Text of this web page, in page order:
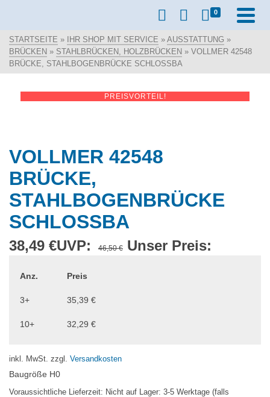
0
STARTSEITE » IHR SHOP MIT SERVICE » AUSSTATTUNG »
BRÜCKEN » STAHLBRÜCKEN, HOLZBRÜCKEN » VOLLMER 42548
BRÜCKE, STAHLBOGENBRÜCKE SCHLOSSBA
PREISVORTEIL!
VOLLMER 42548
BRÜCKE,
STAHLBOGENBRÜCKE
SCHLOSSBA
UVP: 46,50€ Ursprünglicher
Unser Preis:
38,49 €
Anz. Preis
3+ 35,39 €
10+ 32,29 €
inkl. MwSt. zzgl. Versandkosten
Baugröße H0
Voraussichtliche Lieferzeit: Nicht auf Lager: 3-5 Werktage (falls